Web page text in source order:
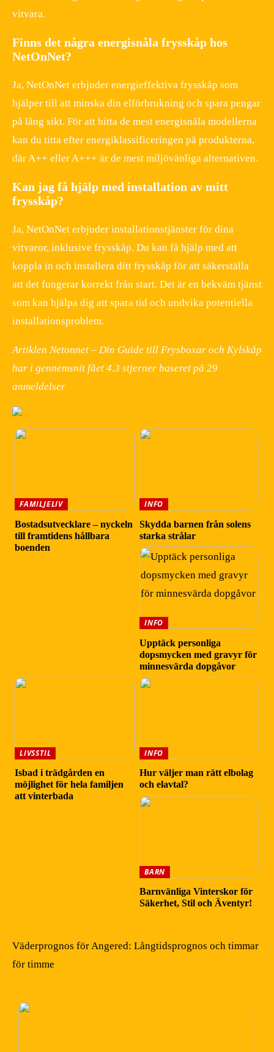
vitvara.
Finns det några energisnåla frysskåp hos
NetOnNet?
Ja, NetOnNet erbjuder energieffektiva frysskåp som
hjälper till att minska din elförbrukning och spara pengar
på lång sikt. För att hitta de mest energisnåla modellerna
kan du titta efter energiklassificeringen på produkterna,
där A++ eller A+++ är de mest miljövänliga alternativen.
Kan jag få hjälp med installation av mitt
frysskåp?
Ja, NetOnNet erbjuder installationstjänster för dina
vitvaror, inklusive frysskåp. Du kan få hjälp med att
koppla in och installera ditt frysskåp för att säkerställa
att det fungerar korrekt från start. Det är en bekväm tjänst
som kan hjälpa dig att spara tid och undvika potentiella
installationsproblem.
Artiklen Netonnet – Din Guide till Frysboxar och Kylskåp
har i gennemsnit fået 4.3 stjerner baseret på 29
anmeldelser
FAMILJELIV
Bostadsutvecklare – nyckeln
till framtidens hållbara
boenden
INFO
Skydda barnen från solens
starka strålar
INFO
Upptäck personliga
dopsmycken med gravyr för
minnesvärda dopgåvor
LIVSSTIL
Isbad i trädgården en
möjlighet för hela familjen
att vinterbada
INFO
Hur väljer man rätt elbolag
och elavtal?
BARN
Barnvänliga Vinterskor för
Säkerhet, Stil och Äventyr!
Väderprognos för Angered: Långtidsprognos och timmar
för timme